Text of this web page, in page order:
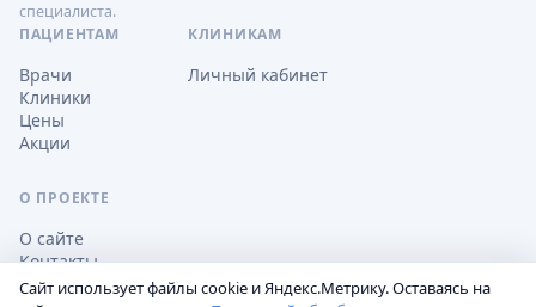
специалиста.
ПАЦИЕНТАМ
Врачи
Клиники
Цены
Акции
КЛИНИКАМ
Личный кабинет
О ПРОЕКТЕ
О сайте
Контакты
Сайт использует файлы cookie и Яндекс.Метрику. Оставаясь на